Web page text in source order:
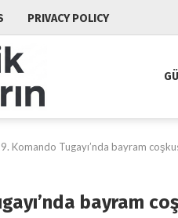
PRIVACY POLICY
Komando Tugayı’nda bayram
bayram